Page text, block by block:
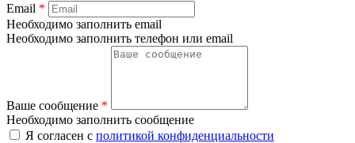
Email *
Необходимо заполнить email
Необходимо заполнить телефон или email
Ваше сообщение *
Необходимо заполнить сообщение
Я согласен с политикой конфиденциальности